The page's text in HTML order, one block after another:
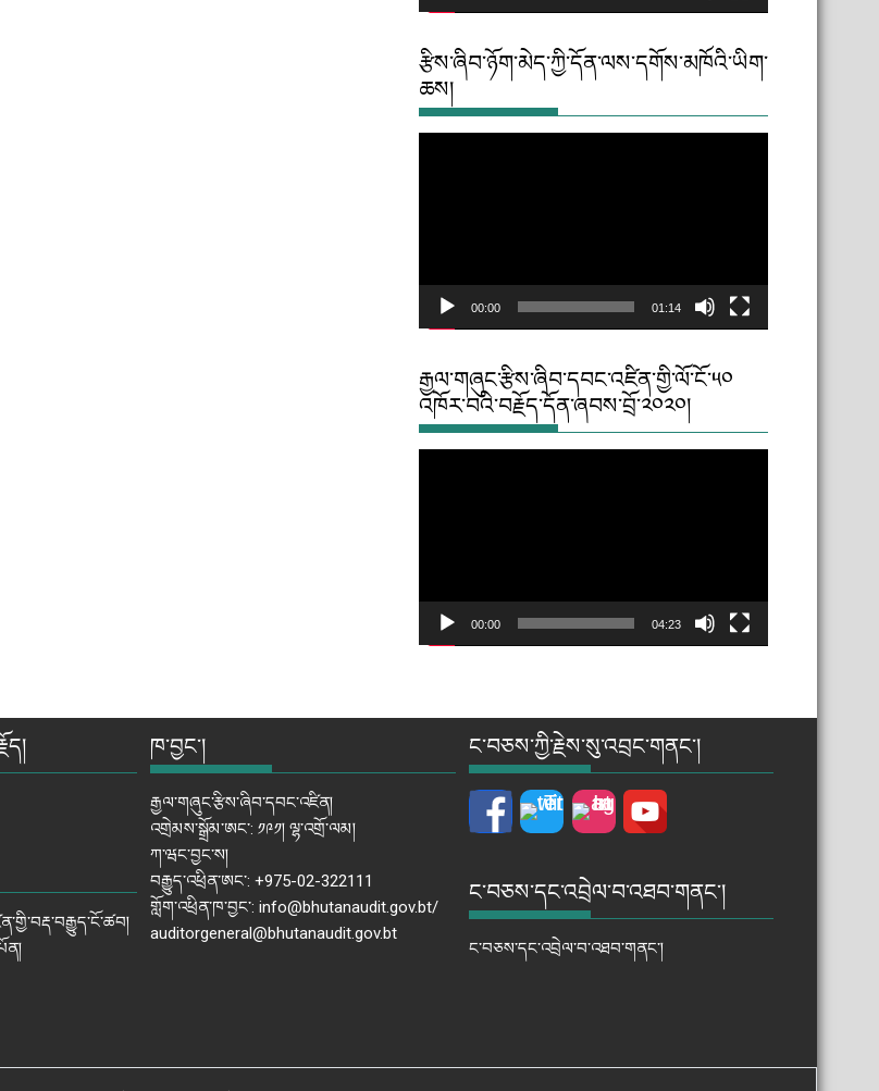
རྩིས་ཞིབ་ཉོག་མེད་ཀྱི་དོན་ལས་དགོས་མཁོའི་ཡིག་
ཆས།
00:00 01:14
རྒྱལ་གཞུང་རྩིས་ཞིབ་དབང་འཛིན་གྱི་ལོ་ངོ་༥༠
འཁོར་བའི་བརྗོད་དོན་ཞབས་བྲོ་༢༠༢༠།
00:00 04:23
ཁ་བྱང་།
རྒྱལ་གཞུང་རྩིས་ཞིབ་དབང་འཛིན།
འགྲེམས་སྒྲོམ་ཨང་: ༡༩༡། ལྷ་འགྲོ་ལམ།
ཀ་ཝང་བྱང་ས།
བརྒྱུད་འཕྲིན་ཨང་: +975-02-322111
གློག་འཕྲིན་ཁ་བྱང་: info@bhutanaudit.gov.bt/
auditorgeneral@bhutanaudit.gov.bt
ང་བཅས་ཀྱི་རྗེས་སུ་འབྲང་གནང་།
ང་བཅས་དང་འབྲེལ་བ་འཐབ་གནང་།
ང་བཅས་དང་འབྲེལ་བ་འཐབ་གནང་།